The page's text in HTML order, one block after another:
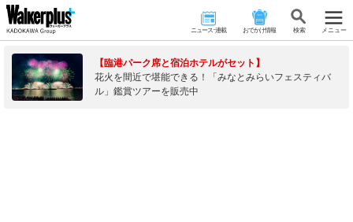
ニュース･連載 おでかけ情報 検 索 メニュー
【臨港パーク席と宿泊ホテルがセット】
花火を間近で堪能できる！「みなとみらいフェスティバ
ル」鑑賞ツアーを販売中